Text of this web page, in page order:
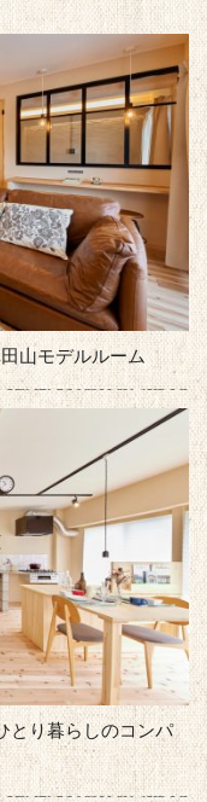
山モデルルーム
とり暮らしのコンパ